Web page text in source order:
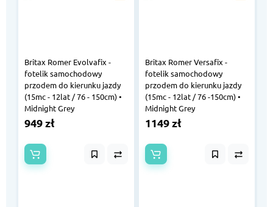
Britax Romer Evolvafix -
fotelik samochodowy
przodem do kierunku jazdy
(15mc - 12lat / 76 - 150cm) •
Midnight Grey
949 zł
Britax Romer Versafix -
fotelik samochodowy
przodem do kierunku jazdy
(15mc - 12lat / 76 -150cm) •
Midnight Grey
1149 zł